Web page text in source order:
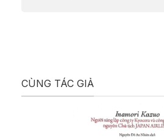
CÙNG TÁC GIẢ